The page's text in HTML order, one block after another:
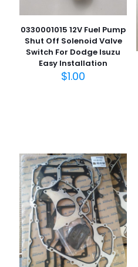
0330001015 12V Fuel Pump
Shut Off Solenoid Valve
Switch For Dodge Isuzu
Easy Installation
$1.00